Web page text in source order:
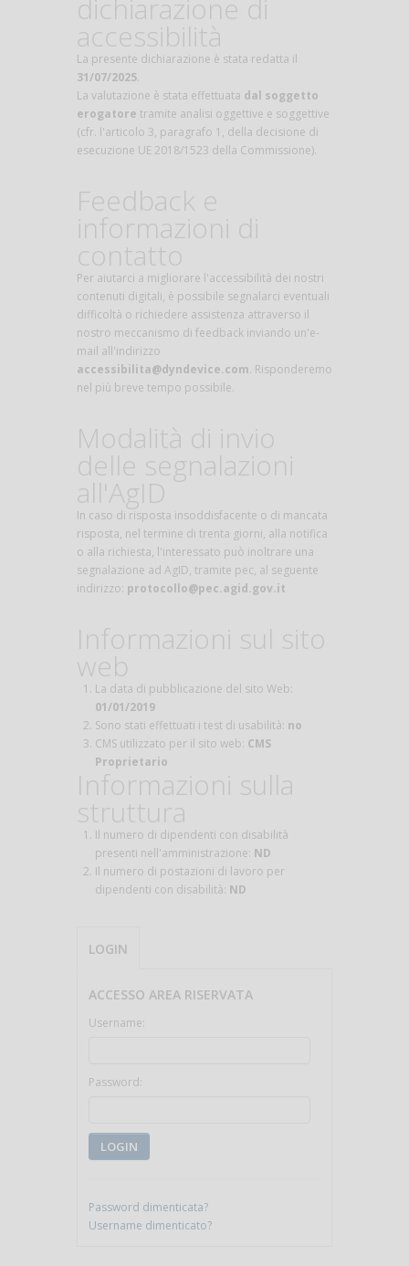
dichiarazione di
accessibilità
La presente dichiarazione è stata redatta il
31/07/2025.
La valutazione è stata effettuata dal soggetto
erogatore tramite analisi oggettive e soggettive
(cfr. l'articolo 3, paragrafo 1, della decisione di
esecuzione UE 2018/1523 della Commissione).
Feedback e
informazioni di
contatto
Per aiutarci a migliorare l'accessibilità dei nostri
contenuti digitali, è possibile segnalarci eventuali
difficoltà o richiedere assistenza attraverso il
nostro meccanismo di feedback inviando un'e-
mail all'indirizzo
accessibilita@dyndevice.com. Risponderemo
nel più breve tempo possibile.
Modalità di invio
delle segnalazioni
all'AgID
In caso di risposta insoddisfacente o di mancata
risposta, nel termine di trenta giorni, alla notifica
o alla richiesta, l'interessato può inoltrare una
segnalazione ad AgID, tramite pec, al seguente
indirizzo: protocollo@pec.agid.gov.it
Informazioni sul sito
web
La data di pubblicazione del sito Web:
01/01/2019
Sono stati effettuati i test di usabilità: no
CMS utilizzato per il sito web: CMS
Proprietario
Informazioni sulla
struttura
Il numero di dipendenti con disabilità
presenti nell'amministrazione: ND
Il numero di postazioni di lavoro per
dipendenti con disabilità: ND
LOGIN
ACCESSO AREA RISERVATA
Username:
Password:
LOGIN
Password dimenticata?
Username dimenticato?